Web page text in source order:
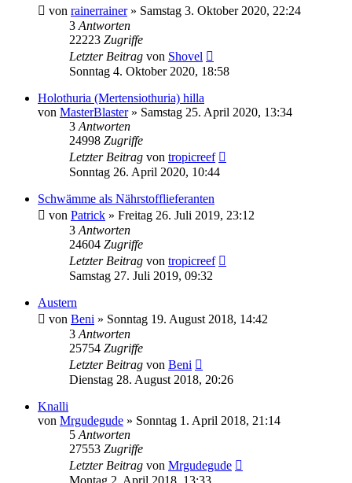
von rainerrainer» Samstag 3. Oktober 2020, 22:24
3 Antworten
22223 Zugriffe
Letzter Beitrag von Shovel
Sonntag 4. Oktober 2020, 18:58
Holothuria (Mertensiothuria) hilla
von MasterBlaster» Samstag 25. April 2020, 13:34
3 Antworten
24998 Zugriffe
Letzter Beitrag von tropicreef
Sonntag 26. April 2020, 10:44
Schwämme als Nährstofflieferanten
von Patrick » Freitag 26. Juli 2019, 23:12
3 Antworten
24604 Zugriffe
Letzter Beitrag von tropicreef
Samstag 27. Juli 2019, 09:32
Austern
von Beni » Sonntag 19. August 2018, 14:42
3 Antworten
25754 Zugriffe
Letzter Beitrag von Beni
Dienstag 28. August 2018, 20:26
Knalli
von Mrgudegude » Sonntag 1. April 2018, 21:14
5 Antworten
27553 Zugriffe
Letzter Beitrag von Mrgudegude
Montag 2. April 2018, 13:33